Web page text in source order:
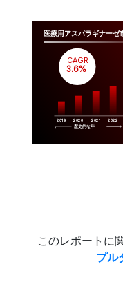
医療用アスパラギナーゼ
2019 2020 2021 2022
CAGR
3.6%
歴史的な年
このレポートに
プル